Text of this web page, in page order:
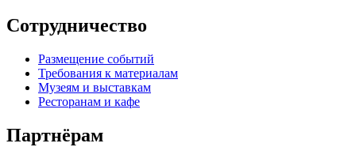
Сотрудничество
Размещение событий
Требования к материалам
Музеям и выставкам
Ресторанам и кафе
Партнёрам